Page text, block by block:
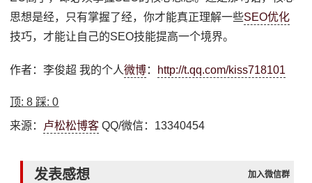
思想是经，只有掌握了经，你才能真正理解一些SEO优化
技巧，才能让自己的SEO技能提高一个境界。
作者：李俊超 我的个人微博： http://t.qq.com/kiss718101
顶:8 踩:0
来源： 卢松松博客 QQ/微信：13340454
发表感想 加入微信群